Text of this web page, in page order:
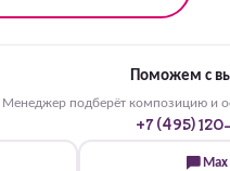
Поможем с
Менеджер подберёт композицию и
+7 (495)
Max